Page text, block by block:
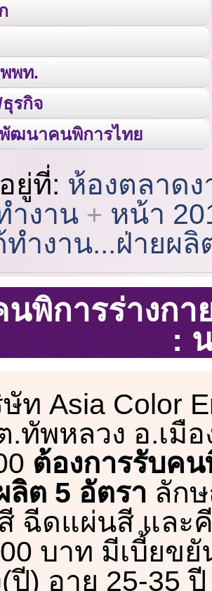
พท.
รกิจ
ฒนาคนพิการไทย
ยู่ที่: ห้องตลาด
ำงาน
หน้า
ทำงาน...ฝ่ายผ
พิการร่างกา
:
ท Asia Color
.ทัพหลวง อ.เมื
ต้องการรับคน
ลิต 5 อัตรา ลัก
ฉีดแผ่นสี และ
บาท มีเบี้ยข
(ปี) อายุ 25-35